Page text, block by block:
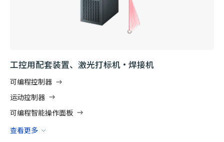
工控用配套装置、激光打标机・焊接机
可编程控制器
运动控制器
可编程智能操作面板
查看更多